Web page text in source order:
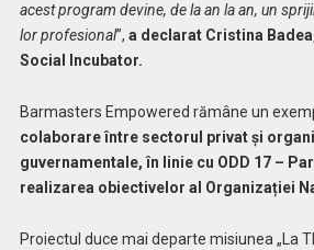
acest program devine, de la an la an, un
lor profesional”, a declarat Cristina
Social Incubator.
Barmasters Empowered rămâne un
colaborare între sectorul privat și
guvernamentale, în linie cu ODD 17 –
realizarea obiectivelor al Organizației
Proiectul duce mai departe misiunea „La